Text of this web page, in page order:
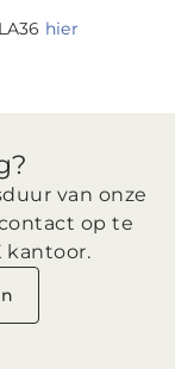
hier
van onze
op te
kantoor.